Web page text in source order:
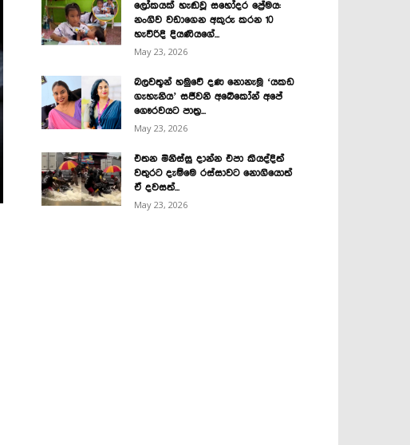
ලෝකයක් හැඬවූ සහෝදර ප්‍රේමය:
නංගිව වඩාගෙන අකුරු කරන 10
හැවිරිදි දියණියගේ...
May 23, 2026
බලවතූන් හමුවේ දණ නොනැමූ ‘යකඩ
ගැහැනිය’ සජීවනි අබේකෝන් අපේ
ගෞරවයට පාත්‍ර...
May 23, 2026
එතන මිනිස්සු දාන්න එපා කියද්දිත්
වතුරට දැම්මෙ රස්සාවට නොගියොත්
ඒ දවසත්...
May 23, 2026